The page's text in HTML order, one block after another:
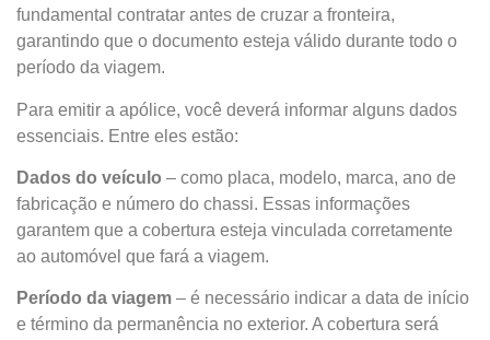
fundamental contratar antes de cruzar a fronteira,
garantindo que o documento esteja válido durante todo o
período da viagem.
Para emitir a apólice, você deverá informar alguns dados
essenciais. Entre eles estão:
Dados do veículo – como placa, modelo, marca, ano de
fabricação e número do chassi. Essas informações
garantem que a cobertura esteja vinculada corretamente
ao automóvel que fará a viagem.
Período da viagem – é necessário indicar a data de início
e término da permanência no exterior. A cobertura será